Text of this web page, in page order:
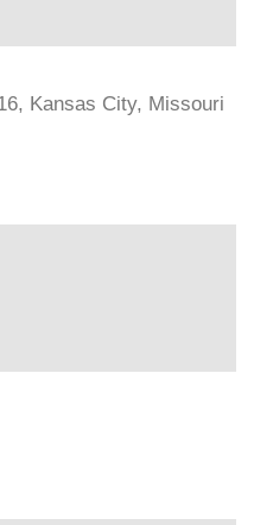
Kansas City, Missouri